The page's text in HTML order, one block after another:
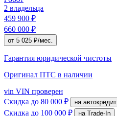
2 владельца
459 900 ₽
660 000 ₽
от 5 025 ₽/мес.
Гарантия юридической чистоты
Оригинал ПТС в наличии
vin VIN проверен
Скидка до 80 000 ₽ на автокредит
Скидка до 100 000 ₽
на Trade-In